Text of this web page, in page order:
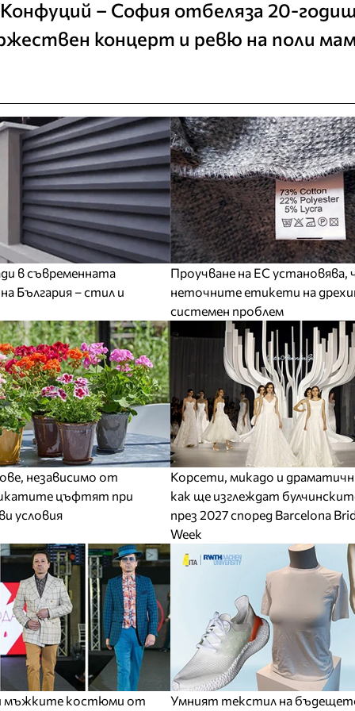
– София отбеляза 20-
концерт и ревю на поли
в съвременната
България – стил и
Проучване на ЕС установява,
неточните етикети на
системен проблем
независимо от
цъфтят при
условия
Корсети, микадо и
как ще изглеждат
през 2027 според Barcelona
Week
мъжките костюми от Умният текстил на